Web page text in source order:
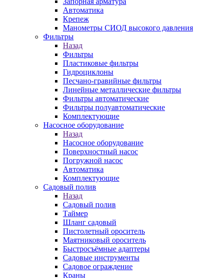
Автоматика
Крепеж
Манометры СИОД высокого давления
Фильтры
Назад
Фильтры
Пластиковые фильтры
Гидроциклоны
Песчано-гравийные фильтры
Линейные металлические фильтры
Фильтры автоматические
Фильтры полуавтоматические
Комплектующие
Насосное оборудование
Назад
Насосное оборудование
Поверхностный насос
Погружной насос
Автоматика
Комплектующие
Садовый полив
Назад
Садовый полив
Таймер
Шланг садовый
Пистолетный ороситель
Маятниковый ороситель
Быстросъёмные адаптеры
Садовые инструменты
Садовое ограждение
Краны